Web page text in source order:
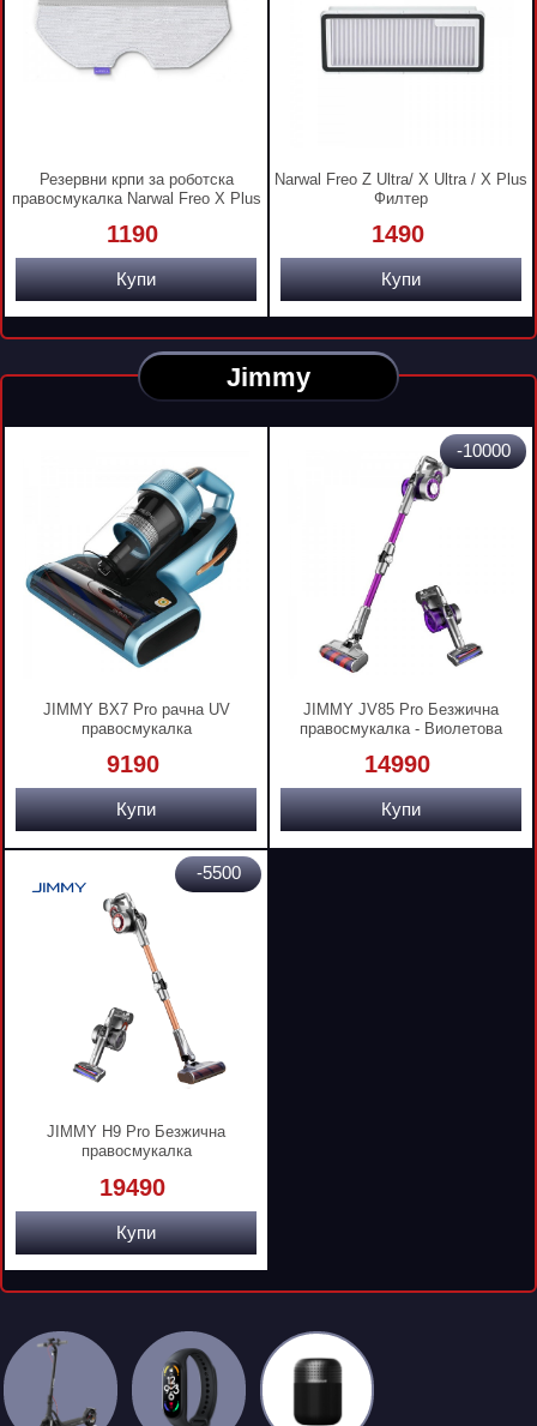
Резервни крпи за роботска
правосмукалка Narwal Freo X Plus
1190
Купи
Narwal Freo Z Ultra/ X Ultra / X Plus
Филтер
1490
Купи
Jimmy
JIMMY BX7 Pro рачна UV
правосмукалка
9190
Купи
JIMMY JV85 Pro Безжична
правосмукалка - Виолетова
14990
Купи
-10000
JIMMY H9 Pro Безжична
правосмукалка
19490
Купи
-5500